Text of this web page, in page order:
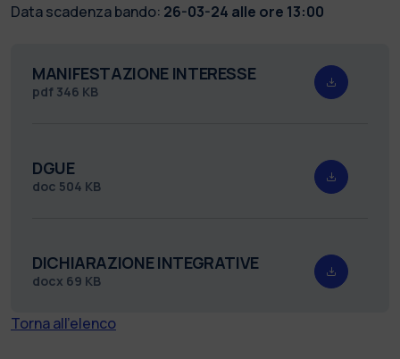
Data scadenza bando: 26-03-24 alle ore 13:00
MANIFESTAZIONE INTERESSE
pdf 346 KB
DGUE
doc 504 KB
DICHIARAZIONE INTEGRATIVE
docx 69 KB
Torna all'elenco